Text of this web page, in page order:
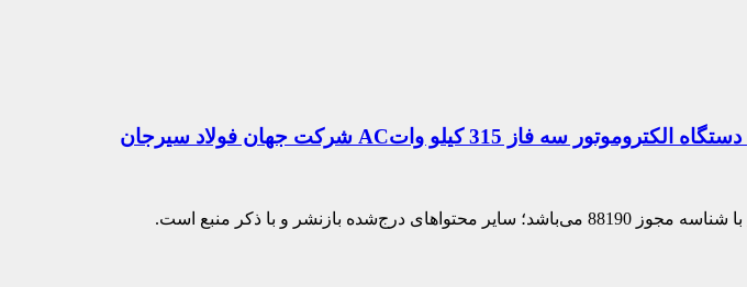
با شناسه مجوز 88190 می‌باشد؛ سایر محتواهای درج‌شده بازنشر و با ذکر منبع است.